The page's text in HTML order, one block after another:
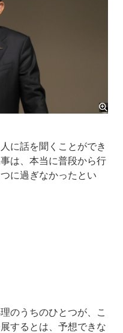
に話を聞くことができ
は、本当に普段から行
に過ぎなかったとい
のうちのひとつが、こ
するとは、予想できな